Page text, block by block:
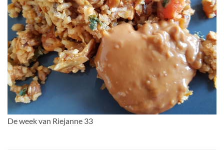
De week van Riejanne 33